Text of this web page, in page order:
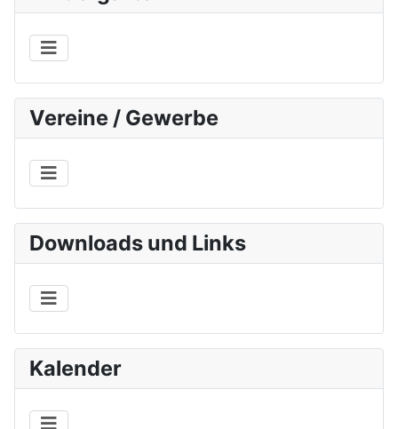
Vereine / Gewerbe
Downloads und Links
Kalender